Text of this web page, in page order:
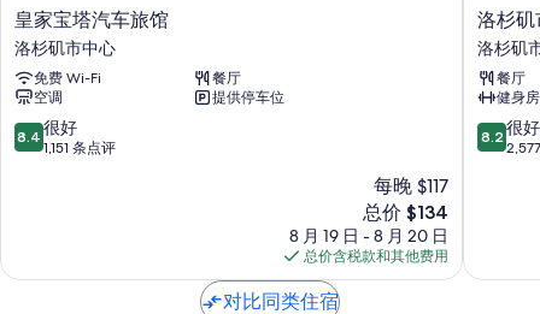
42-英寸平板电视，带收费电视频道
冰箱、咖啡机/冲茶器和每日客房清洁服务
皇
家
宝
塔
汽
车
旅
中
皇家宝塔汽车旅馆
洛杉矶市中心
免费 Wi-Fi
餐厅
空调
提供停车位
8.4
分，
1,151
8.4 很好
1,151 条点评
每晚 $117
新
价
格
$134
总价 $134
8 月 19 日 - 8 月 20 日
总价含税款和其他费用
洛
杉
矶
市
中
心
希
店
洛杉矶
洛杉矶
餐厅
健身房
8.2
分，
2,577
8.2 很好
对比同类住宿